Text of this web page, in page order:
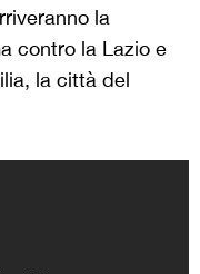
la
contro la Lazio e
la città del